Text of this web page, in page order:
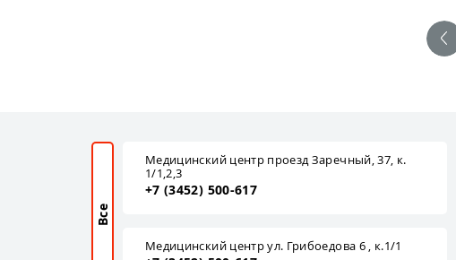
Медицинский центр проезд Заречный, 37, к.
1/1,2,3
+7 (3452) 500-617
Медицинский центр ул. Грибоедова 6 , к.1/1
Все